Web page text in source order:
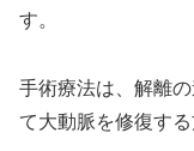
す。
手術療法は、解離
て大動脈を修復する